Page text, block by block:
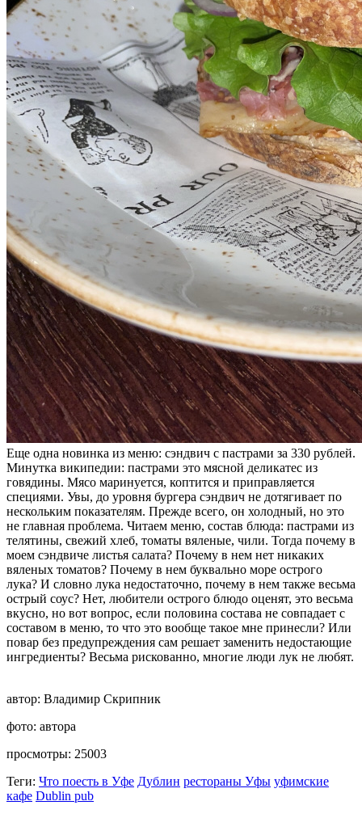
Еще одна новинка из меню: сэндвич с пастрами за 330 рублей.
Минутка википедии: пастрами это мясной деликатес из
говядины. Мясо маринуется, коптится и приправляется
специями. Увы, до уровня бургера сэндвич не дотягивает по
нескольким показателям. Прежде всего, он холодный, но это
не главная проблема. Читаем меню, состав блюда: пастрами из
телятины, свежий хлеб, томаты вяленые, чили. Тогда почему в
моем сэндвиче листья салата? Почему в нем нет никаких
вяленых томатов? Почему в нем буквально море острого
лука? И словно лука недостаточно, почему в нем также весьма
острый соус? Нет, любители острого блюдо оценят, это весьма
вкусно, но вот вопрос, если половина состава не совпадает с
составом в меню, то что это вообще такое мне принесли? Или
повар без предупреждения сам решает заменить недостающие
ингредиенты? Весьма рискованно, многие люди лук не любят.
автор: Владимир Скрипник
фото: автора
просмотры: 25003
Теги: Что поесть в Уфе Дублин рестораны Уфы уфимские
кафе Dublin pub